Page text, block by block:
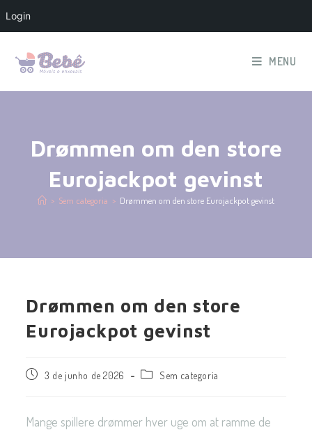
Login
MENU
Drømmen om den store
Eurojackpot gevinst
> Sem categoria > Drømmen om den store Eurojackpot gevinst
Drømmen om den store
Eurojackpot gevinst
3 de junho de 2026 Sem categoria
Mange spillere drømmer hver uge om at ramme de